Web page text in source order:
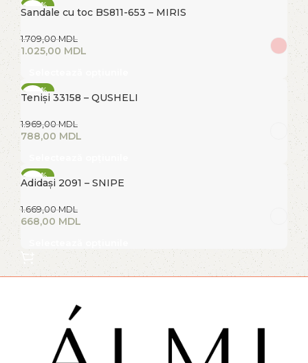
-40%
Sandale cu toc BS811-653 – MIRIS
1.709,00MDL
1.025,00 MDL
-60%
FIERBINTE
Teniși 33158 – QUSHELI
1.969,00MDL
788,00 MDL
-60%
FIERBINTE
Adidași 2091 – SNIPE
1.669,00MDL
668,00 MDL